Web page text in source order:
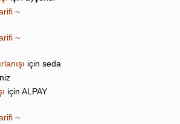
~
~
için seda
için ALPAY
~